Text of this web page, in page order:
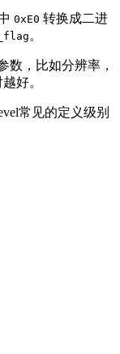
0xE0 转换成二进
。
数，比如分辨率，
好。
常见的定义级别